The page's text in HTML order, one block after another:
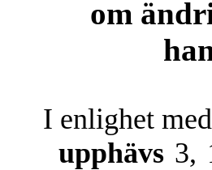
om
I enlighet med
upphävs3,